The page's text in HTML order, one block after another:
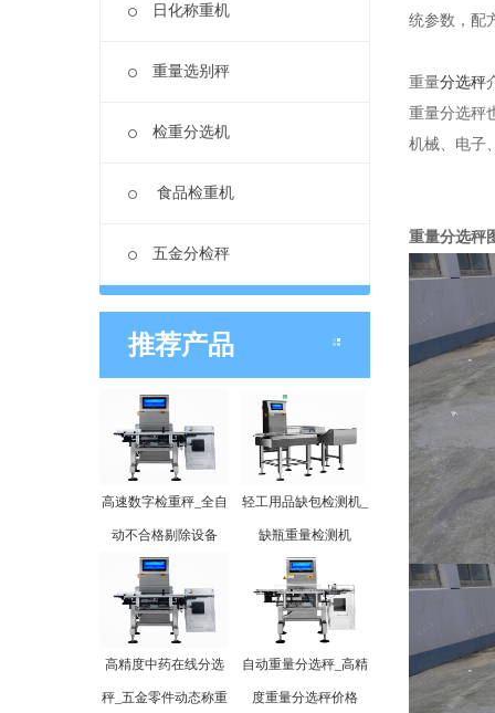
日化称重机
重量选别秤
检重分选机
食品检重机
五金分检秤
推荐产品
高速数字检重秤_全自
动不合格剔除设备
轻工用品缺包检测机_
缺瓶重量检测机
高精度中药在线分选
秤_五金零件动态称重
自动重量分选秤_高精
度重量分选秤价格
统参数，配
重量分选秤
重量分选秤
机械、电子
重量分选秤